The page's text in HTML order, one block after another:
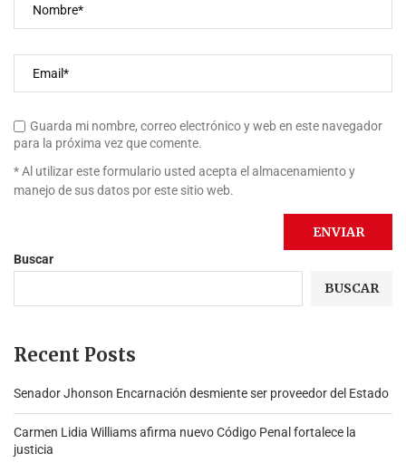
Guarda mi nombre, correo electrónico y web en este navegador
para la próxima vez que comente.
* Al utilizar este formulario usted acepta el almacenamiento y
manejo de sus datos por este sitio web.
Buscar
BUSCAR
Recent Posts
Senador Jhonson Encarnación desmiente ser proveedor del Estado
Carmen Lidia Williams afirma nuevo Código Penal fortalece la
justicia